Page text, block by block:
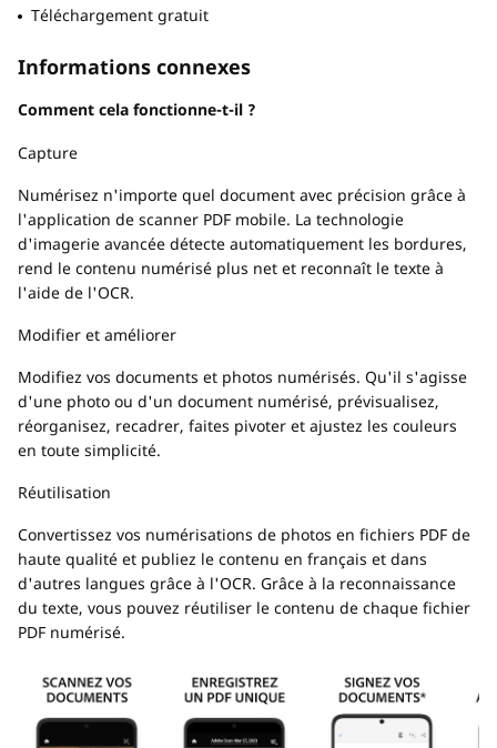
Téléchargement gratuit
Informations connexes
Comment cela fonctionne-t-il ?
Capture
Numérisez n'importe quel document avec précision grâce à
l'application de scanner PDF mobile. La technologie
d'imagerie avancée détecte automatiquement les bordures,
rend le contenu numérisé plus net et reconnaît le texte à
l'aide de l'OCR.
Modifier et améliorer
Modifiez vos documents et photos numérisés. Qu'il s'agisse
d'une photo ou d'un document numérisé, prévisualisez,
réorganisez, recadrer, faites pivoter et ajustez les couleurs
en toute simplicité.
Réutilisation
Convertissez vos numérisations de photos en fichiers PDF de
haute qualité et publiez le contenu en français et dans
d'autres langues grâce à l'OCR. Grâce à la reconnaissance
du texte, vous pouvez réutiliser le contenu de chaque fichier
PDF numérisé.